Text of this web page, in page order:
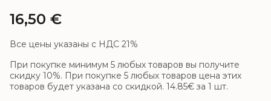
16,50 €
Все цены указаны с НДС 21%
При покупке минимум 5 любых товаров вы получите
скидку 10%. При покупке 5 любых товаров цена этих
товаров будет указана со скидкой. 14.85€ за 1 шт.